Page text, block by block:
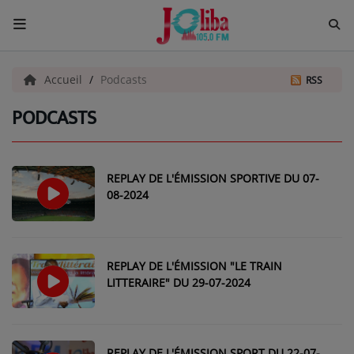
ACCUEIL
Pour Vous
EMISSIONS
EQUIPES
EVÈNEMENTS
Musique
TOP 10
Accueil Podcasts RSS
PODCASTS
REPLAY DE L'ÉMISSION SPORTIVE DU 07-
08-2024
REPLAY DE L'ÉMISSION "LE TRAIN
LITTERAIRE" DU 29-07-2024